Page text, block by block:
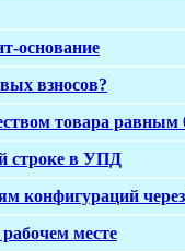
основание
взносов?
товара равным
строке в УПД
конфигураций
месте